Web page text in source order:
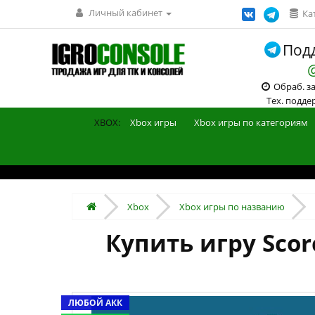
Личный кабинет
Обраб.
Тех.
XBOX:
Xbox игры Xbox игры по категориям
Xbox Xbox игры по названию
Купить игру
ЛЮБОЙ АКК